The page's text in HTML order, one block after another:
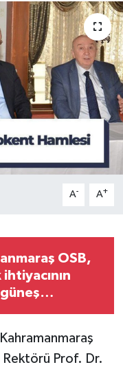
A- A+
OSB,
güneş
Rektörü Prof. Dr.